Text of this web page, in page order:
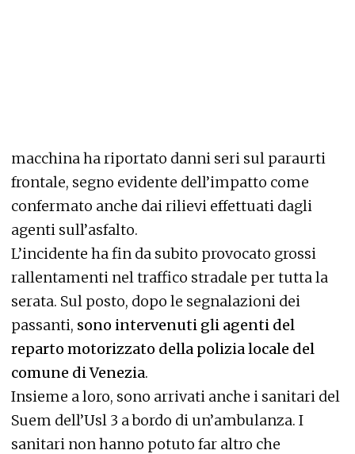
macchina ha riportato danni seri sul paraurti
frontale, segno evidente dell’impatto come
confermato anche dai rilievi effettuati dagli
agenti sull’asfalto.
L’incidente ha fin da subito provocato grossi
rallentamenti nel traffico stradale per tutta la
serata. Sul posto, dopo le segnalazioni dei
passanti, sono intervenuti gli agenti del
reparto motorizzato della polizia locale del
comune di Venezia.
Insieme a loro, sono arrivati anche i sanitari del
Suem dell’Usl 3 a bordo di un’ambulanza. I
sanitari non hanno potuto far altro che